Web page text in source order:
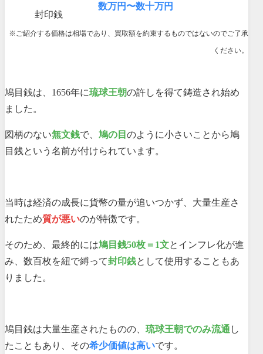
封印銭
数万円〜数十万円
※ご紹介する価格は相場であり、買取額を約束するものではないのでご了承
ください。
鳩目銭は、1656年に琉球王朝の許しを得て鋳造され始め
ました。
図柄のない無文銭で、 鳩の目 のように小さいことから鳩
目銭という名前が付けられています。
当時は経済の成長に貨幣の量が追いつかず、大量生産さ
れたため質が悪いのが特徴です。
そのため、最終的には鳩目銭50枚＝1文とインフレ化が進
み、数百枚を紐で縛って封印銭として使用することもあ
りました。
鳩目銭は大量生産されたものの、 琉球王朝でのみ流通 し
たこともあり、その希少価値は高いです。